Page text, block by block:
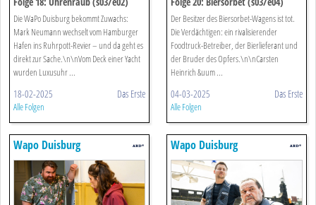
Die WaPo Duisburg bekommt Zuwachs:
Mark Neumann wechselt vom Hamburger
Hafen ins Ruhrpott-Revier – und da geht es
direkt zur Sache.\n\nVom Deck einer Yacht
wurden Luxusuhr ...
18-02-2025 Das Erste
Alle Folgen
Der Besitzer des Biersorbet-Wagens ist tot.
Die Verdächtigen: ein rivalisierender
Foodtruck-Betreiber, der Bierlieferant und
der Bruder des Opfers.\n\nCarsten
Heinrich &uum ...
04-03-2025 Das Erste
Alle Folgen
Wapo Duisburg Wapo Duisburg